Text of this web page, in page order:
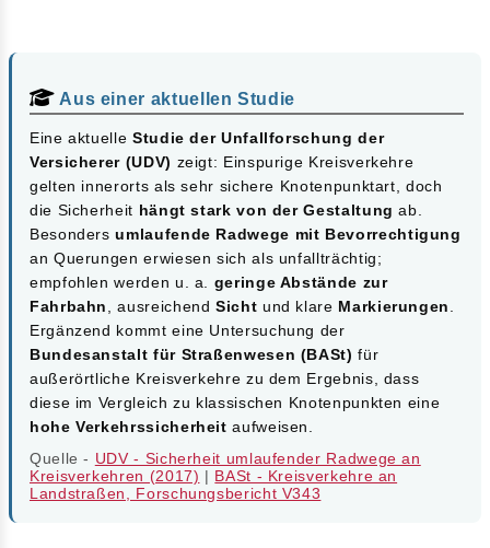
Aus einer aktuellen Studie
Eine aktuelle Studie der Unfallforschung der
Versicherer (UDV) zeigt: Einspurige Kreisverkehre
gelten innerorts als sehr sichere Knotenpunktart, doch
die Sicherheit hängt stark von der Gestaltung ab.
Besondersumlaufende Radwege mit Bevorrechtigung
an Querungen erwiesen sich als unfallträchtig;
empfohlen werden u. a. geringe Abstände zur
Fahrbahn
, ausreichendSicht und klare Markierungen
Ergänzend kommt eine Untersuchung der
Bundesanstalt für Straßenwesen (BASt) für
außerörtliche Kreisverkehre zu dem Ergebnis, dass
diese im Vergleich zu klassischen Knotenpunkten eine
hohe Verkehrssicherheit aufweisen.
Quelle - UDV - Sicherheit umlaufender Radwege an
Kreisverkehren (2017) | BASt - Kreisverkehre an
Landstraßen, Forschungsbericht V343